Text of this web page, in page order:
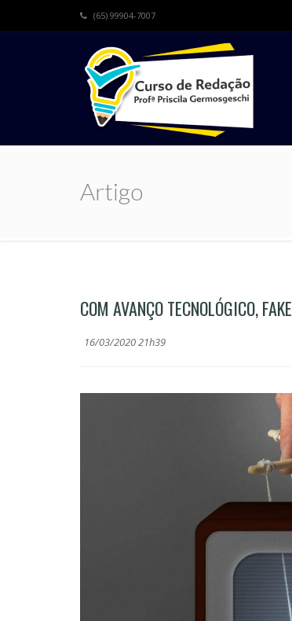
(65) 99904-7007
Artigo
COM AVANÇO TECNOLÓGICO,
16/03/2020 21h39